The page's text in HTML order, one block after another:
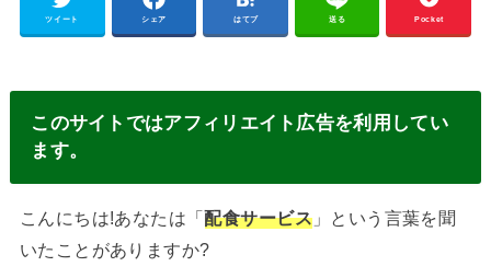
ツイート シェア はてブ 送る Pocket
このサイトではアフィリエイト広告を利用してい
ます。
こんにちは!あなたは「配食サービス」という言葉を聞
いたことがありますか?